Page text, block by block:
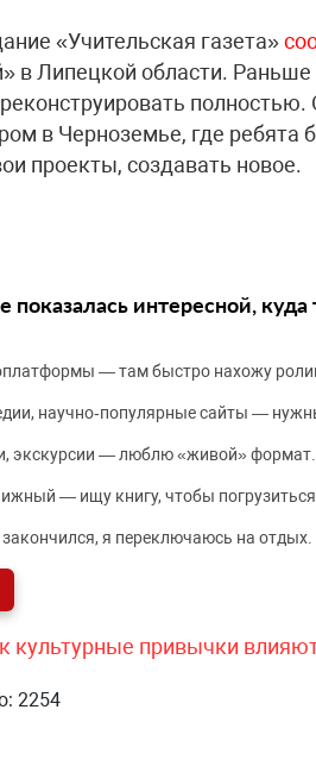
«Учительская газета»
в Липецкой области. Раньше
в Черноземье, где ребята
проекты, создавать новое.
показалась интересной,
— там быстро нахожу
научно‑популярные сайты —
экскурсии — люблю «живой» формат.
— ищу книгу, чтобы погрузиться
я переключаюсь на отдых.
культурные привычки
2254